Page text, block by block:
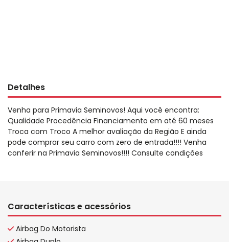
Detalhes
Venha para Primavia Seminovos! Aqui você encontra:
Qualidade Procedência Financiamento em até 60 meses
Troca com Troco A melhor avaliação da Região E ainda
pode comprar seu carro com zero de entrada!!!! Venha
conferir na Primavia Seminovos!!!! Consulte condições
Características e acessórios
Airbag Do Motorista